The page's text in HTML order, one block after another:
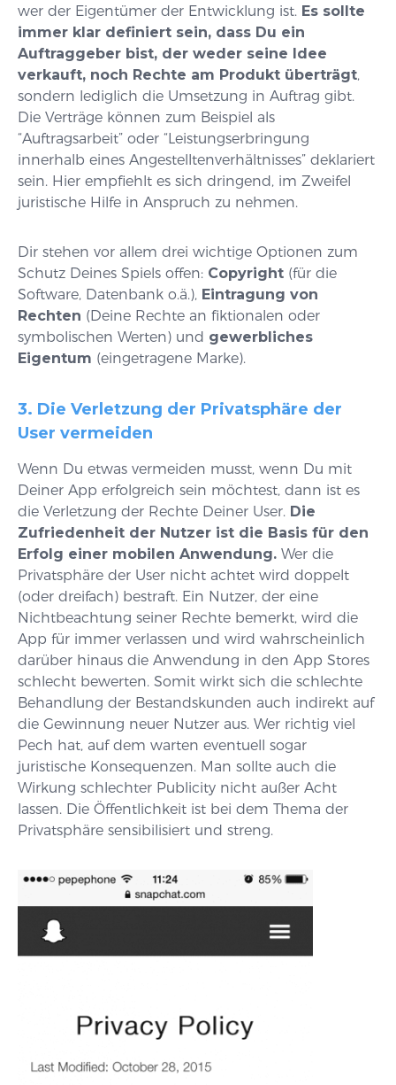
wer der Eigentümer der Entwicklung ist. Es sollte
immer klar definiert sein, dass Du ein
Auftraggeber bist, der weder seine Idee
verkauft, noch Rechte am Produkt überträgt,
sondern lediglich die Umsetzung in Auftrag gibt.
Die Verträge können zum Beispiel als
“Auftragsarbeit” oder “Leistungserbringung
innerhalb eines Angestelltenverhältnisses” deklariert
sein. Hier empfiehlt es sich dringend, im Zweifel
juristische Hilfe in Anspruch zu nehmen.
Dir stehen vor allem drei wichtige Optionen zum
Schutz Deines Spiels offen: Copyright (für die
Software, Datenbank o.ä.), Eintragung von
Rechten (Deine Rechte an fiktionalen oder
symbolischen Werten) und gewerbliches
Eigentum (eingetragene Marke).
3. Die Verletzung der Privatsphäre der
User vermeiden
Wenn Du etwas vermeiden musst, wenn Du mit
Deiner App erfolgreich sein möchtest, dann ist es
die Verletzung der Rechte Deiner User. Die
Zufriedenheit der Nutzer ist die Basis für den
Erfolg einer mobilen Anwendung. Wer die
Privatsphäre der User nicht achtet wird doppelt
(oder dreifach) bestraft. Ein Nutzer, der eine
Nichtbeachtung seiner Rechte bemerkt, wird die
App für immer verlassen und wird wahrscheinlich
darüber hinaus die Anwendung in den App Stores
schlecht bewerten. Somit wirkt sich die schlechte
Behandlung der Bestandskunden auch indirekt auf
die Gewinnung neuer Nutzer aus. Wer richtig viel
Pech hat, auf dem warten eventuell sogar
juristische Konsequenzen. Man sollte auch die
Wirkung schlechter Publicity nicht außer Acht
lassen. Die Öffentlichkeit ist bei dem Thema der
Privatsphäre sensibilisiert und streng.